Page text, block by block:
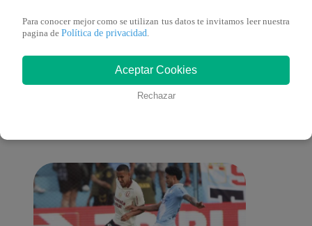
También te puede
Para conocer mejor como se utilizan tus datos te invitamos leer nuestra
pagina de Política de privacidad
Aceptar Cookies
Rechazar